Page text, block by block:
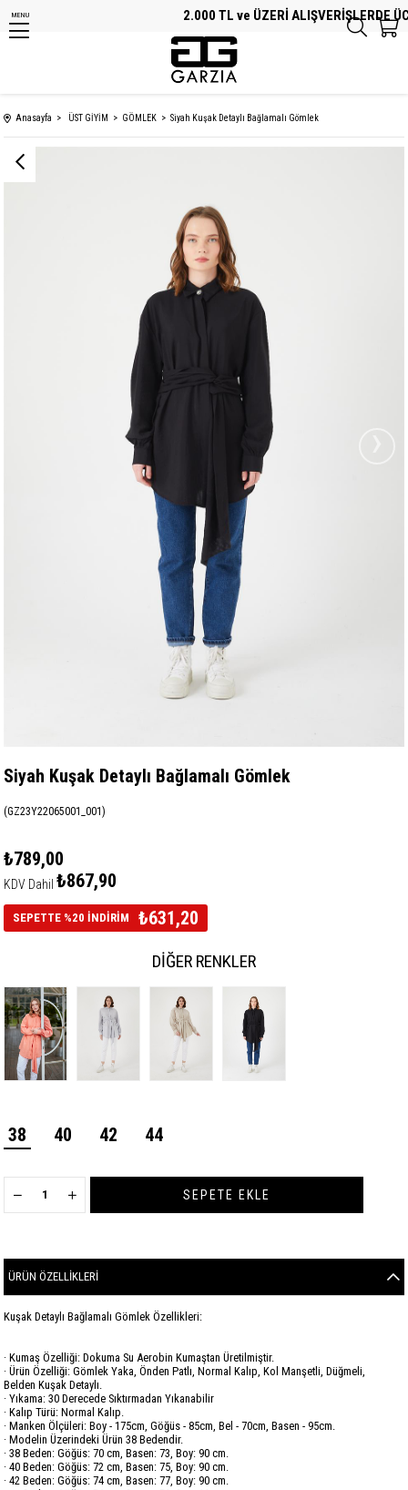
2.000 TL ve ÜZERİ ALIŞVERİŞLERDE
MENU
Anasayfa ÜST GİYİM GÖMLEK Siyah Kuşak Detaylı Bağlamalı Gömlek
Siyah Kuşak Detaylı Bağlamalı Gömlek
(GZ23Y22065001_001)
₺789,00
KDV Dahil ₺867,90
SEPETTE %20 İNDİRİM ₺631,20
DIĞER RENKLER
38 40 42 44
ÜRÜN ÖZELLIKLERI
Kuşak Detaylı Bağlamalı Gömlek Özellikleri:
· Kumaş Özelliği: Dokuma Su Aerobin Kumaştan Üretilmiştir.
· Ürün Özelliği: Gömlek Yaka, Önden Patlı, Normal Kalıp, Kol Manşetli, Düğmeli,
Belden Kuşak Detaylı.
· Yıkama: 30 Derecede Sıktırmadan Yıkanabilir
· Kalıp Türü: Normal Kalıp.
· Manken Ölçüleri: Boy - 175cm, Göğüs - 85cm, Bel - 70cm, Basen - 95cm.
· Modelin Üzerindeki Ürün 38 Bedendir.
· 38 Beden: Göğüs: 70 cm, Basen: 73, Boy: 90 cm.
· 40 Beden: Göğüs: 72 cm, Basen: 75, Boy: 90 cm.
· 42 Beden: Göğüs: 74 cm, Basen: 77, Boy: 90 cm.